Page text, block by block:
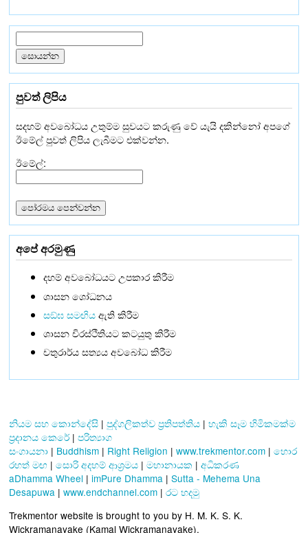
පුවත් ලිපිය
සදහම් අවබෝධය උතුම්ම සුවයට කරුණු වේ යැයි දකින්නෝ අපගේ
ඊමේල් පුවත් ලිපිය ලැබීමට එක්වන්න.
ඊමේල්:
අපේ අරමුණු
දහම් අවබෝධයට උපකාර කිරීම
ශාසන ශෝධනය
සඞ්‌ඝ සමඟියඇති කිරීම
ශාසන චිරස්ථිතියට කටයුතු කිරීම
චතුරාර්ය සත්‍යය අවබෝධ කිරීම
නියම සහ කොන්දේසි | පුද්ගලිකත්ව ප්‍රතිපත්තිය | හැකි සෑම හිමිකමක්ම
ප්‍රදානය කෙරේ | පරිත්‍යාග
සංගායනා | Buddhism | Right Religion | www.trekmentor.com | හොර
රහත් මඟ | සොරි අදහම් ආශ්‍රමය | මහානායක | අධිකරණ
aDhamma Wheel | imPure Dhamma | Sutta - Mehema Una
Desapuwa | www.endchannel.com | රට හදමු
Trekmentor website is brought to you by H. M. K. S. K.
Wickramanayake (Kamal Wickramanayake).